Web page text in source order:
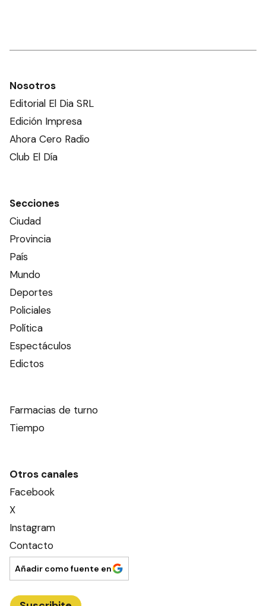
Nosotros
Editorial El Dia SRL
Edición Impresa
Ahora Cero Radio
Club El Día
Secciones
Ciudad
Provincia
País
Mundo
Deportes
Policiales
Política
Espectáculos
Edictos
Farmacias de turno
Tiempo
Otros canales
Facebook
X
Instagram
Contacto
Añadir como fuente en